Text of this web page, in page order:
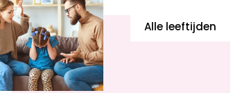
Alle leeftijden